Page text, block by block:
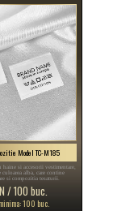
Model TC-M185
si accesorii vestimentare,
alba, care contine
si compozitia tesaturii.
/ 100 buc.
100 buc.